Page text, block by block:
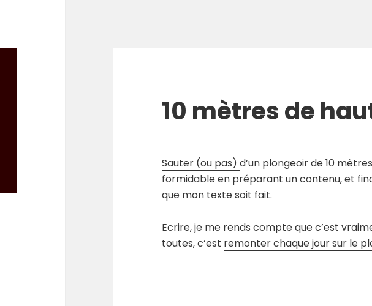
10 mètres de
Sauter (ou pas)d’un plongeoir de 10
formidable en préparant un contenu, et
que mon texte soit fait.
Ecrire, je me rends compte que c’est
toutes, c’est remonter chaque jour sur le